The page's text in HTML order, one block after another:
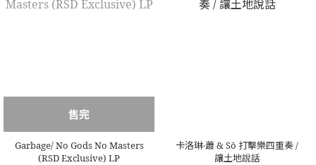
售完
Garbage/ No Gods No Masters
(RSD Exclusive) LP
卡洛琳‧蕭 & Sō 打擊樂四重奏 /
讓土地說話